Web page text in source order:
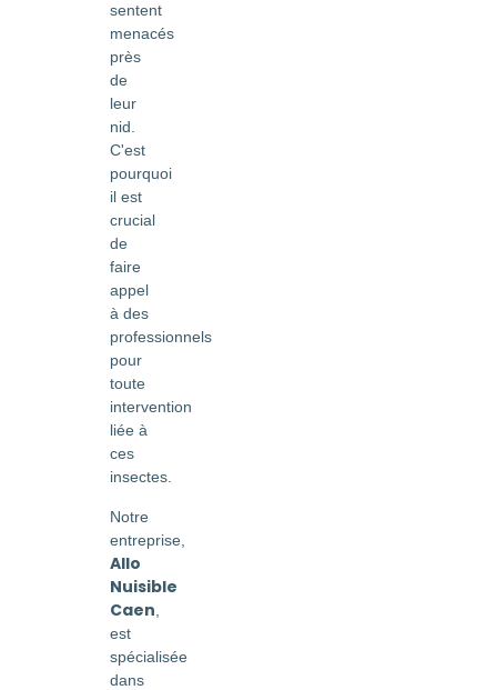
sentent
menacés
près
de
leur
nid.
C'est
pourquoi
il est
crucial
de
faire
appel
à des
professionnels
pour
toute
intervention
liée à
ces
insectes.
Notre
entreprise,
Allo
Nuisible
Caen
est
spécialisée
dans